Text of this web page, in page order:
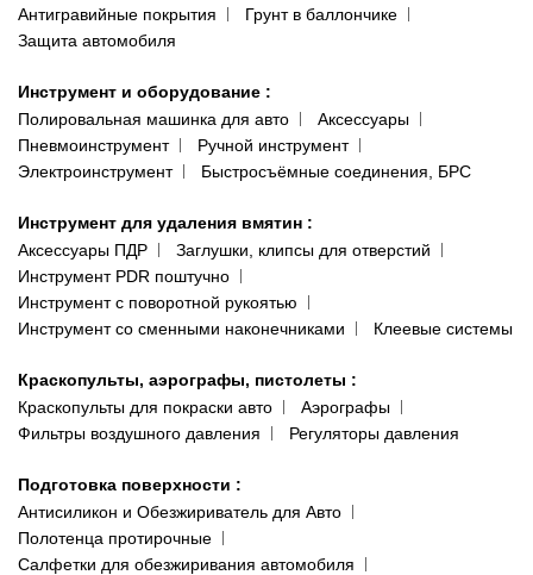
Антигравийные покрытия
Грунт в баллончике
Защита автомобиля
Инструмент и оборудование :
Полировальная машинка для авто
Аксессуары
Пневмоинструмент
Ручной инструмент
Электроинструмент
Быстросъёмные соединения, БРС
Инструмент для удаления вмятин :
Аксессуары ПДР
Заглушки, клипсы для отверстий
Инструмент PDR поштучно
Инструмент с поворотной рукоятью
Инструмент со сменными наконечниками
Клеевые системы
Краскопульты, аэрографы, пистолеты :
Краскопульты для покраски авто
Аэрографы
Фильтры воздушного давления
Регуляторы давления
Подготовка поверхности :
Антисиликон и Обезжириватель для Авто
Полотенца протирочные
Салфетки для обезжиривания автомобиля